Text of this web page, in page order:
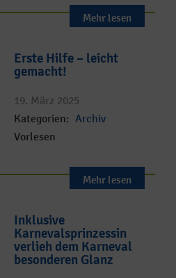
Mehr lesen
Erste Hilfe – leicht
gemacht!
19. März 2025
Kategorien: Archiv
Vorlesen
Mehr lesen
Inklusive
Karnevalsprinzessin
verlieh dem Karneval
besonderen Glanz